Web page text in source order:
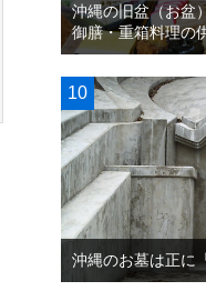
沖縄の旧盆（お盆
御膳・重箱料理の
沖縄のお墓は正に